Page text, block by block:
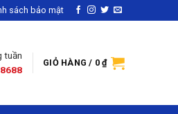
sách bảo mật
tuần
GIỎ HÀNG / 0₫